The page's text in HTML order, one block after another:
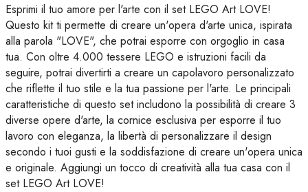
Esprimi il tuo amore per l'arte con il set LEGO Art LOVE!
Questo kit ti permette di creare un'opera d'arte unica, ispirata
alla parola "LOVE", che potrai esporre con orgoglio in casa
tua. Con oltre 4.000 tessere LEGO e istruzioni facili da
seguire, potrai divertirti a creare un capolavoro personalizzato
che riflette il tuo stile e la tua passione per l'arte. Le principali
caratteristiche di questo set includono la possibilità di creare 3
diverse opere d'arte, la cornice esclusiva per esporre il tuo
lavoro con eleganza, la libertà di personalizzare il design
secondo i tuoi gusti e la soddisfazione di creare un'opera unica
e originale. Aggiungi un tocco di creatività alla tua casa con il
set LEGO Art LOVE!